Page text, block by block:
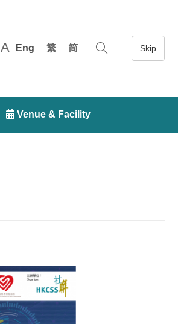
A Eng 繁 简
 Venue & Facility